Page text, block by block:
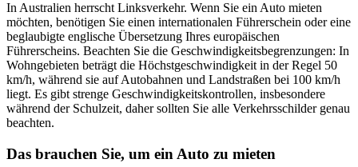
In Australien herrscht Linksverkehr. Wenn Sie ein Auto mieten
möchten, benötigen Sie einen internationalen Führerschein oder eine
beglaubigte englische Übersetzung Ihres europäischen
Führerscheins. Beachten Sie die Geschwindigkeitsbegrenzungen: In
Wohngebieten beträgt die Höchstgeschwindigkeit in der Regel 50
km/h, während sie auf Autobahnen und Landstraßen bei 100 km/h
liegt. Es gibt strenge Geschwindigkeitskontrollen, insbesondere
während der Schulzeit, daher sollten Sie alle Verkehrsschilder genau
beachten.
Das brauchen Sie, um ein Auto zu mieten